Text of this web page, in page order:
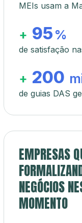
MEIs usam a
+ 95 %
de satisfação
+ 200
de guias DAS
EMPRESAS
NEGÓCIOS
MOMENTO